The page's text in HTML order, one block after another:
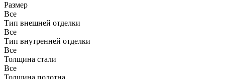
Размер
Все
Тип внешней отделки
Все
Тип внутренней отделки
Все
Толщина стали
Все
Толщина полотна